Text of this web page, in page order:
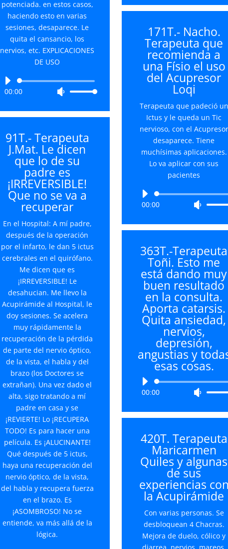
potenciada. en estos casos,
haciendo esto en varias
sesiones, desaparece. Le
quita el cansancio, los
nervios, etc. EXPLICACIONES
DE USO
Reproductor
00:00
Utiliza
flecha
arriba/abajo
para
aumentar
o
disminuir
el
91T.- Terapeuta
J.Mat. Le dicen
que lo de su
padre es
¡IRREVERSIBLE!
Que no se va a
recuperar
En el Hospital: A mí padre,
después de la operación
por el infarto, le dan 5 ictus
cerebrales en el quirófano.
Me dicen que es
¡IRREVERSIBLE! Le
desahucian. Me llevo la
Acupirámide al Hospital, le
doy sesiones. Se acelera
muy rápidamente la
recuperación de la pérdida
de parte del nervio óptico,
de la vista, el habla y del
brazo (los Doctores se
extrañan). Una vez dado el
alta, sigo tratando a mí
padre en casa y se
¡REVIERTE! Lo ¡RECUPERA
TODO! Es para hacer una
película. Es ¡ALUCINANTE!
Qué después de 5 ictus,
haya una recuperación del
nervio óptico, de la vista,
del habla y recupera fuerza
en el brazo. Es
¡ASOMBROSO! No se
entiende, va más allá de la
lógica.
flecha
arriba/
para
o
171T.- Nacho.
Terapeuta que
recomienda a
una Físio el uso
del Acupresor
Loqi
Terapeuta que padeció un
Ictus y le queda un Tic
nervioso, con el Acupresor
desaparece. Tiene
muchísimas aplicaciones.
Lo va aplicar con sus
pacientes
Reproductor
00:00
Utiliza
flecha
arriba/
para
o
disminuir
el
363T.-Terapeuta
Toñi. Esto me
está dando muy
buen resultado
en la consulta.
Aporta catarsis.
Quita ansiedad,
nervios,
depresión,
angustias y
esas cosas.
Reproductor
00:00
Utiliza
flecha
arriba/
para
o
disminuir
420T. Terapeuta
Maricarmen
Quiles y algunas
de sus
experiencias con
la Acupirámide
Con varias personas. Se
desbloquean 4 Chacras.
Mejora de duelo, cólico y